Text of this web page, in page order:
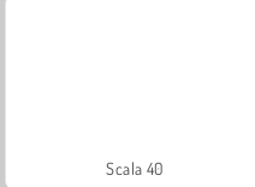
Scala 40